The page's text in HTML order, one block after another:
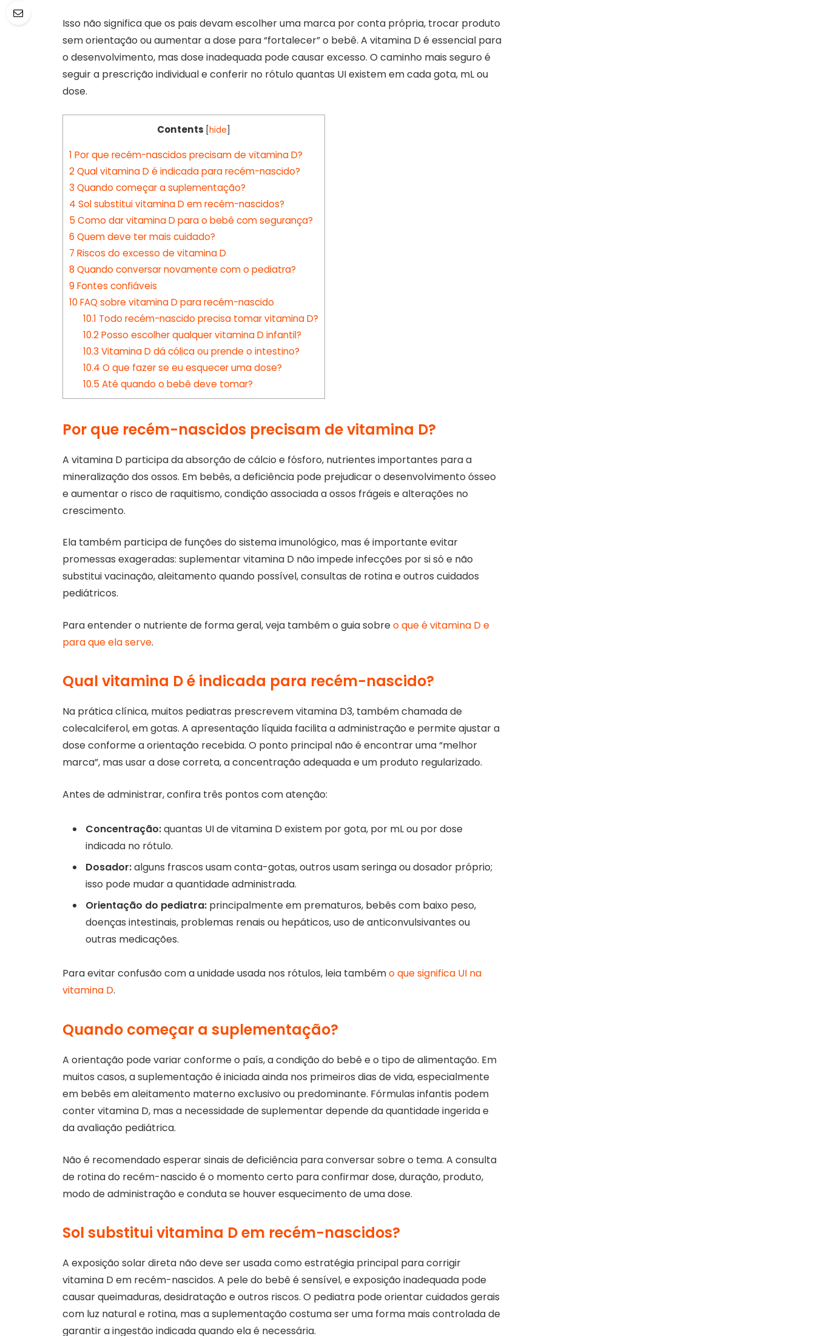
Isso não significa que os pais devam escolher uma marca por conta própria, trocar produto
sem orientação ou aumentar a dose para “fortalecer” o bebê. A vitamina D é essencial para
o desenvolvimento, mas dose inadequada pode causar excesso. O caminho mais seguro é
seguir a prescrição individual e conferir no rótulo quantas UI existem em cada gota, mL ou
dose.
Contents hide
1 Por que recém-nascidos precisam de vitamina D?
2Qual vitamina D é indicada para recém-nascido?
3 Quando começar a suplementação?
4 Sol substitui vitamina D em recém-nascidos?
5 Como dar vitamina D para o bebê com segurança?
6 Quem deve ter mais cuidado?
7 Riscos do excesso de vitamina D
8 Quando conversar novamente com o pediatra?
9 Fontes confiáveis
10 FAQ sobre vitamina D para recém-nascido
10.1 Todo recém-nascido precisa tomar vitamina D?
10.2Posso escolher qualquer vitamina D infantil?
10.3 Vitamina D dá cólica ou prende o intestino?
10.4 O que fazer se eu esquecer uma dose?
10.5 Até quando o bebê deve tomar?
Por que recém-nascidos precisam de vitamina D?
A vitamina D participa da absorção de cálcio e fósforo, nutrientes importantes para a
mineralização dos ossos. Em bebês, a deficiência pode prejudicar o desenvolvimento ósseo
e aumentar o risco de raquitismo, condição associada a ossos frágeis e alterações no
crescimento.
Ela também participa de funções do sistema imunológico, mas é importante evitar
promessas exageradas: suplementar vitamina D não impede infecções por si só e não
substitui vacinação, aleitamento quando possível, consultas de rotina e outros cuidados
pediátricos.
Para entender o nutriente de forma geral, veja também o guia sobreo que é vitamina D e
para que ela serve.
Qual vitamina D é indicada para recém-nascido?
Na prática clínica, muitos pediatras prescrevem vitamina D3, também chamada de
colecalciferol, em gotas. A apresentação líquida facilita a administração e permite ajustar a
dose conforme a orientação recebida. O ponto principal não é encontrar uma “melhor
marca”, mas usar a dose correta, a concentração adequada e um produto regularizado.
Antes de administrar, confira três pontos com atenção:
Concentração:quantas UI de vitamina D existem por gota, por mL ou por dose
indicada no rótulo.
Dosador:alguns frascos usam conta-gotas, outros usam seringa ou dosador próprio;
isso pode mudar a quantidade administrada.
Orientação do pediatra: principalmente em prematuros, bebês com baixo peso,
doenças intestinais, problemas renais ou hepáticos, uso de anticonvulsivantes ou
outras medicações.
Para evitar confusão com a unidade usada nos rótulos, leia tambémo que significa UI na
vitamina D.
Quando começar a suplementação?
A orientação pode variar conforme o país, a condição do bebê e o tipo de alimentação. Em
muitos casos, a suplementação é iniciada ainda nos primeiros dias de vida, especialmente
em bebês em aleitamento materno exclusivo ou predominante. Fórmulas infantis podem
conter vitamina D, mas a necessidade de suplementar depende da quantidade ingerida e
da avaliação pediátrica.
Não é recomendado esperar sinais de deficiência para conversar sobre o tema. A consulta
de rotina do recém-nascido é o momento certo para confirmar dose, duração, produto,
modo de administração e conduta se houver esquecimento de uma dose.
Sol substitui vitamina D em recém-nascidos?
A exposição solar direta não deve ser usada como estratégia principal para corrigir
vitamina D em recém-nascidos. A pele do bebê é sensível, e exposição inadequada pode
causar queimaduras, desidratação e outros riscos. O pediatra pode orientar cuidados gerais
com luz natural e rotina, mas a suplementação costuma ser uma forma mais controlada de
garantir a ingestão indicada quando ela é necessária.